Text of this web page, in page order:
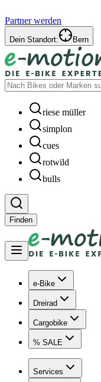
Partner werden
Dein Standort: Bern
riese müller
simplon
cues
rotwild
bulls
Finden
e-Bike
Dreirad
Cargobike
% SALE
Services